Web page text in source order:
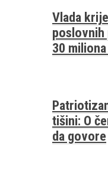
Vlada
30 miliona
tišini: O
da govore